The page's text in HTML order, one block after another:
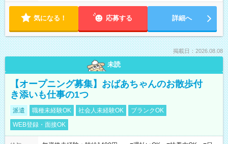
気になる！ 応募する 詳細へ
掲載日：2026.08.08
未読
【オープニング募集】おばあちゃんのお散歩付
き添いも仕事の1つ
派遣 職種未経験OK 社会人未経験OK
ブランクOK
WEB登録・面接OK